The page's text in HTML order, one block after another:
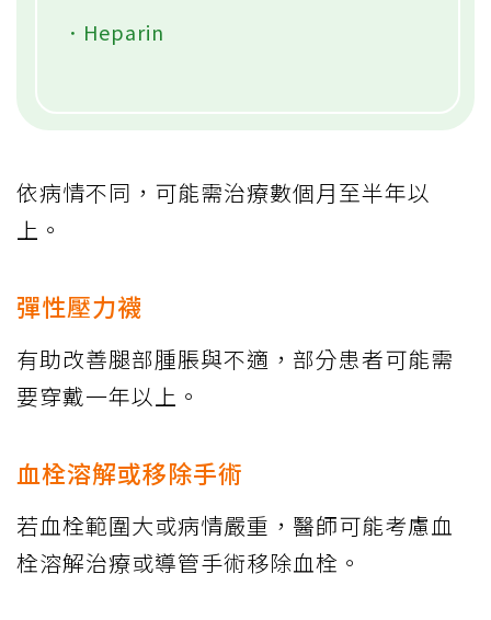
．Heparin
依病情不同，可能需治療數個月至半年以
上。
彈性壓力襪
有助改善腿部腫脹與不適，部分患者可能需
要穿戴一年以上。
血栓溶解或移除手術
若血栓範圍大或病情嚴重，醫師可能考慮血
栓溶解治療或導管手術移除血栓。